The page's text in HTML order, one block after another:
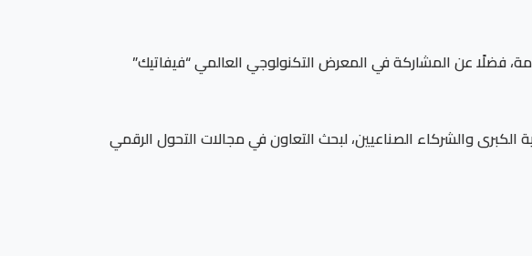
فضلًا عن المشاركة في المعرض التكنولوجي العالمي “فيفاتيك”
والشركاء الصناعيين، لبحث التعاون في مجالات التحول الرقمي